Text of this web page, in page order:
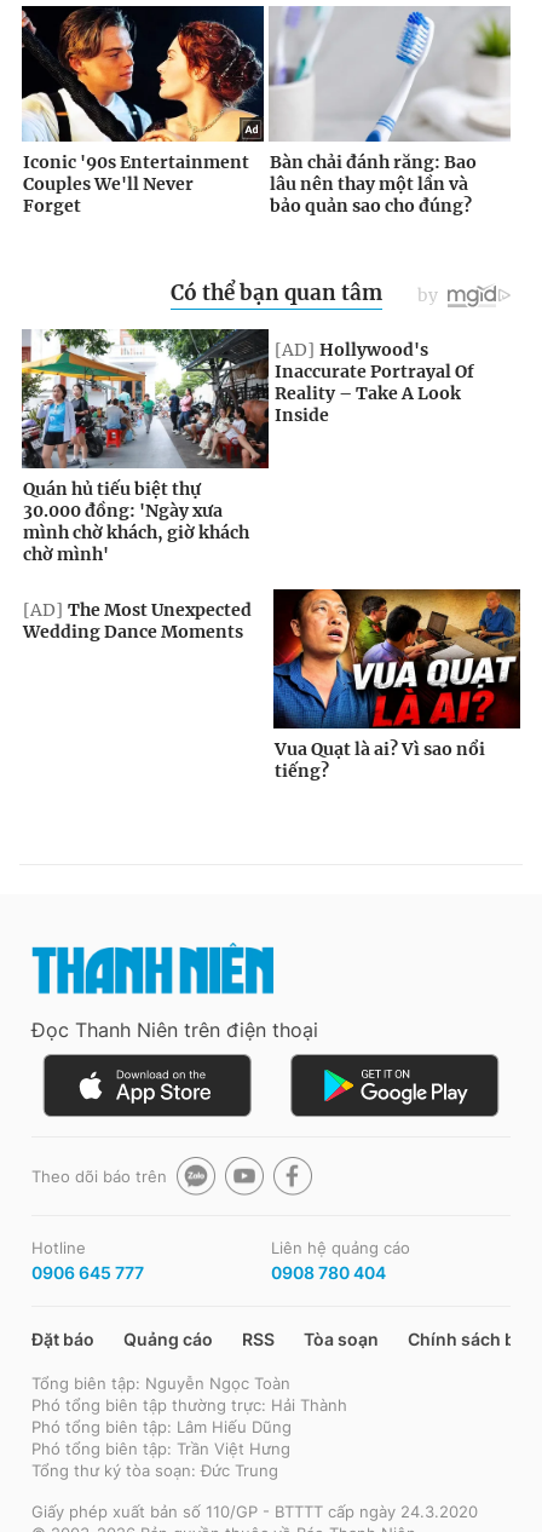
Đọc Thanh Niên trên điện thoại
Theo dõi báo trên
Hotline
0906 645 777
Liên hệ quảng cáo
0908 780 404
Đặt báo Quảng cáo RSS Tòa soạn Chính sách bảo
Tổng biên tập: Nguyễn Ngọc Toàn
Phó tổng biên tập thường trực: Hải Thành
Phó tổng biên tập: Lâm Hiếu Dũng
Phó tổng biên tập: Trần Việt Hưng
Tổng thư ký tòa soạn: Đức Trung
Giấy phép xuất bản số 110/GP - BTTTT cấp ngày 24.3.2020